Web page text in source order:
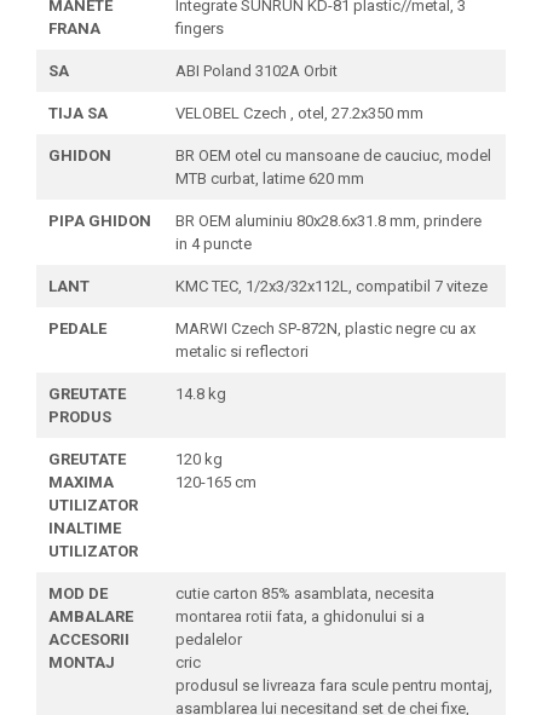
MANETE
FRANA
Integrate SUNRUN KD-81 plastic//metal, 3
fingers
SA ABI Poland 3102A Orbit
TIJA SA VELOBEL Czech , otel, 27.2x350 mm
GHIDON
BR OEM otel cu mansoane de cauciuc, model
MTB curbat, latime 620 mm
PIPA GHIDON
BR OEM aluminiu 80x28.6x31.8 mm, prindere
in 4 puncte
LANT KMC TEC, 1/2x3/32x112L, compatibil 7 viteze
PEDALE
MARWI Czech SP-872N, plastic negre cu ax
metalic si reflectori
GREUTATE
PRODUS
14.8 kg
GREUTATE
MAXIMA
UTILIZATOR
INALTIME
UTILIZATOR
120 kg
120-165 cm
MOD DE
AMBALARE
ACCESORII
MONTAJ
cutie carton 85% asamblata, necesita
montarea rotii fata, a ghidonului si a
pedalelor
cric
produsul se livreaza fara scule pentru montaj,
asamblarea lui necesitand set de chei fixe,